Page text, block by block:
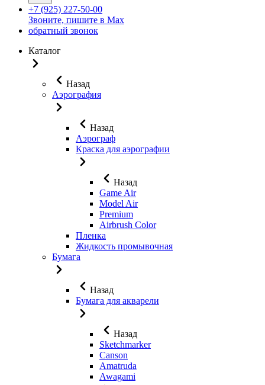
+7 (925) 227-50-00
Звоните, пишите в Max
обратный звонок
Каталог
Назад
Аэрография
Назад
Аэрограф
Краска для аэрографии
Назад
Game Air
Model Air
Premium
Airbrush Color
Пленка
Жидкость промывочная
Бумага
Назад
Бумага для акварели
Назад
Sketchmarker
Canson
Amatruda
Awagami